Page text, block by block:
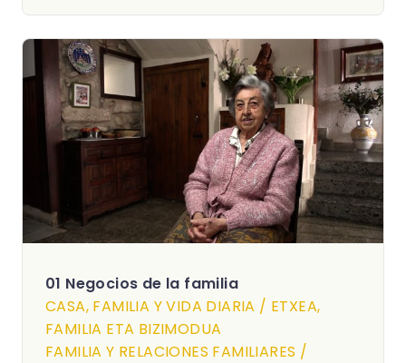
01 Negocios de la familia
CASA, FAMILIA Y VIDA DIARIA / ETXEA,
FAMILIA ETA BIZIMODUA
FAMILIA Y RELACIONES FAMILIARES /